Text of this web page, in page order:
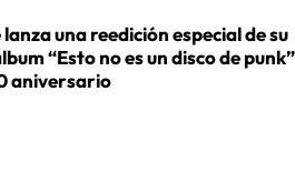
una reedición especial de su
“Esto no es un disco de punk”
aniversario